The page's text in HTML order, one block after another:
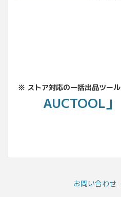
※ ストア対応の一括出品ツール
AUCTOOL」
お問い合わせ